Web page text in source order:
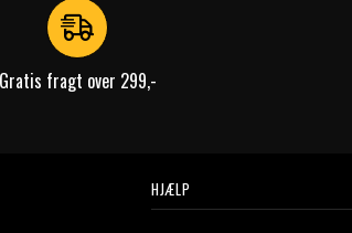
Gratis fragt over 299,-
HJÆLP